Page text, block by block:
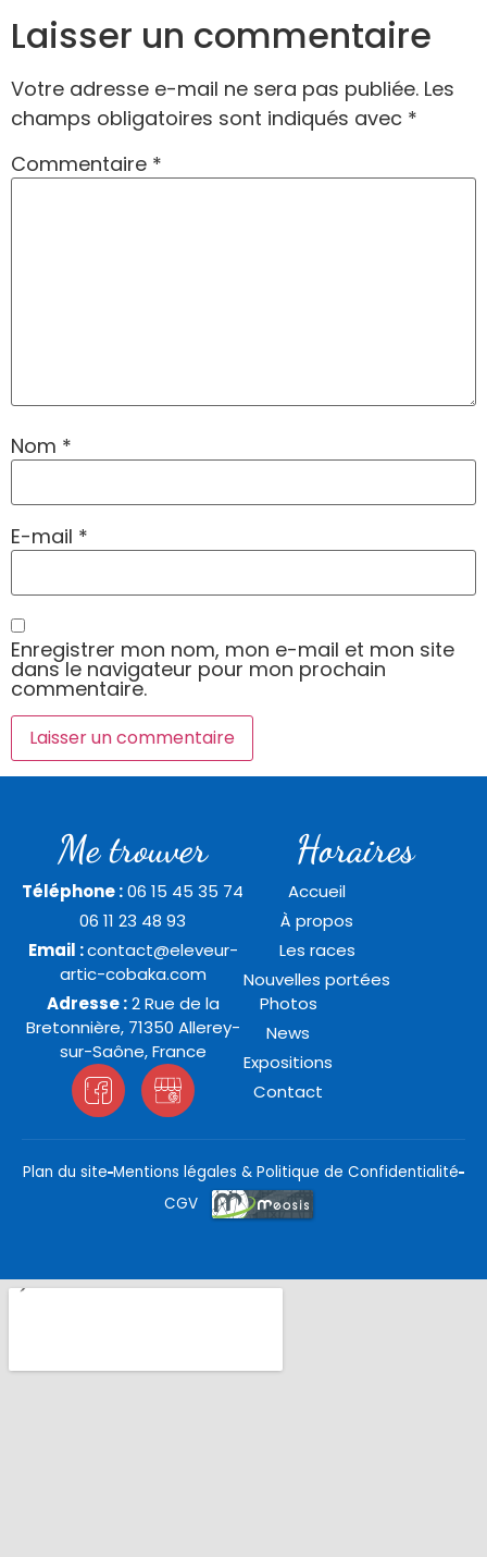
Laisser un commentaire
Votre adresse e-mail ne sera pas publiée. Les
champs obligatoires sont indiqués avec *
Commentaire *
Nom *
E-mail *
Enregistrer mon nom, mon e-mail et mon site
dans le navigateur pour mon prochain
commentaire.
Me trouver
Téléphone :06 15 45 35 74
06 11 23 48 93
Email :contact@eleveur-
artic-cobaka.com
Adresse :2 Rue de la
Bretonnière, 71350 Allerey-
sur-Saône, France
Horaires
Accueil
À propos
Les races
Nouvelles portées
Photos
News
Expositions
Contact
Plan du site Mentions légales & Politique de Confidentialité
CGV